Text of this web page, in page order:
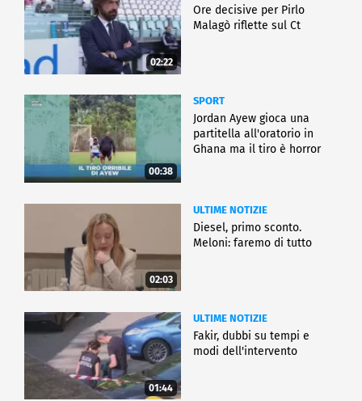
02:22
Ore decisive per Pirlo
Malagò riflette sul Ct
00:38
SPORT
Jordan Ayew gioca una
partitella all'oratorio in
Ghana ma il tiro è horror
02:03
ULTIME NOTIZIE
Diesel, primo sconto.
Meloni: faremo di tutto
01:44
ULTIME NOTIZIE
Fakir, dubbi su tempi e
modi dell'intervento